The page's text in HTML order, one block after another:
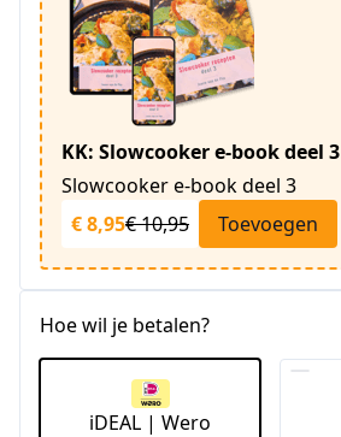
KK: Slowcooker e-book deel 3
Slowcooker e-book deel 3
€ 8,95€ 10,95 Toevoegen
Hoe wil je betalen?
iDEAL | Wero